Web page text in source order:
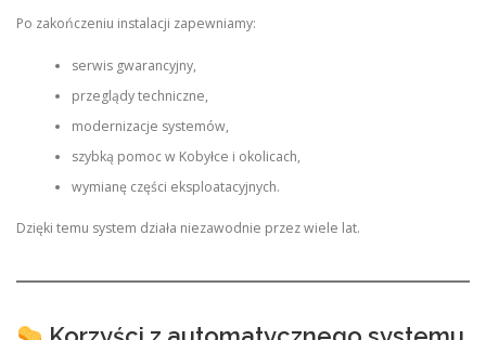
Po zakończeniu instalacji zapewniamy:
serwis gwarancyjny,
przeglądy techniczne,
modernizacje systemów,
szybką pomoc w Kobyłce i okolicach,
wymianę części eksploatacyjnych.
Dzięki temu system działa niezawodnie przez wiele lat.